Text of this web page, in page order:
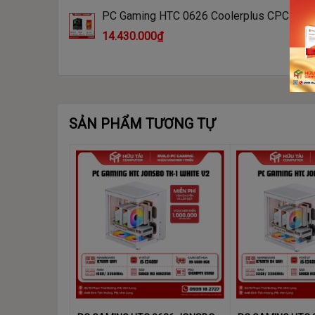
PC Gaming HTC 0626 Coolerplus CPC-X32B Game 01
(MAIN MSI H510M-B, CPU i5-10400F, GT
16GB, SSD 250GB M.2 Gen 4x4, PSU MIK
14.430.000₫
SẢN PHẨM TƯƠNG TỰ